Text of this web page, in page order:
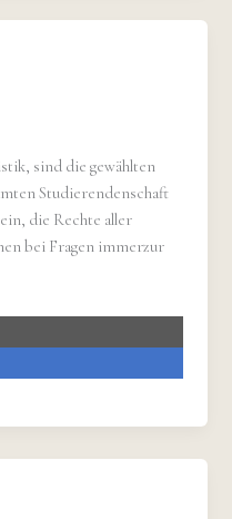
sind die gewählten
Studierendenschaft
die Rechte aller
bei Fragen immerzur